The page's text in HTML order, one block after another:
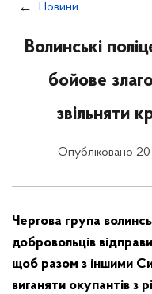
Новини
Волинські
бойове
звільняти
Опубліковано
Чергова група
добровольців
щоб разом з іншими
виганяти окупантів з